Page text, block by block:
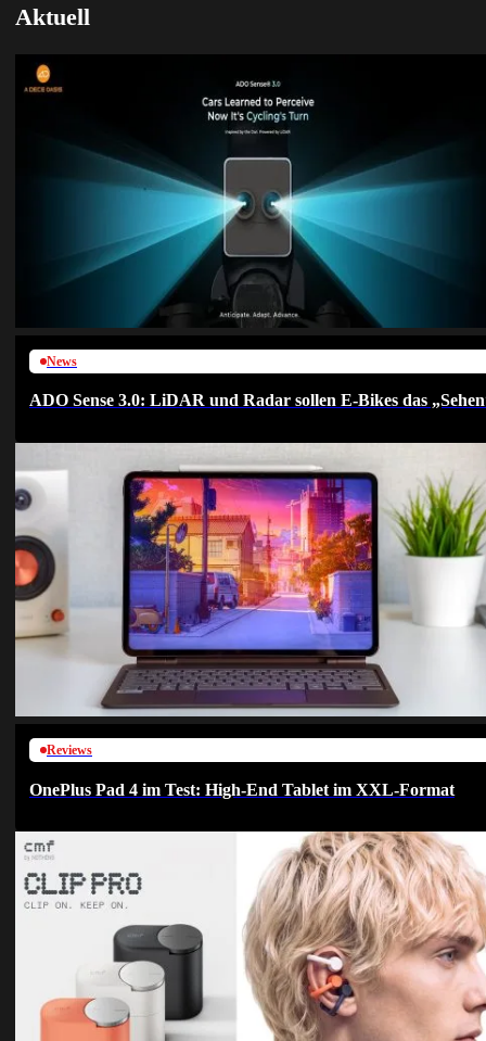
Aktuell
News
ADO Sense 3.0: LiDAR und Radar sollen E-Bikes das
Reviews
OnePlus Pad 4 im Test: High-End Tablet im XXL-Format